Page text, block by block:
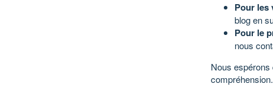
Pour les
blog en
Pour le
nous
Nous
compréhension.